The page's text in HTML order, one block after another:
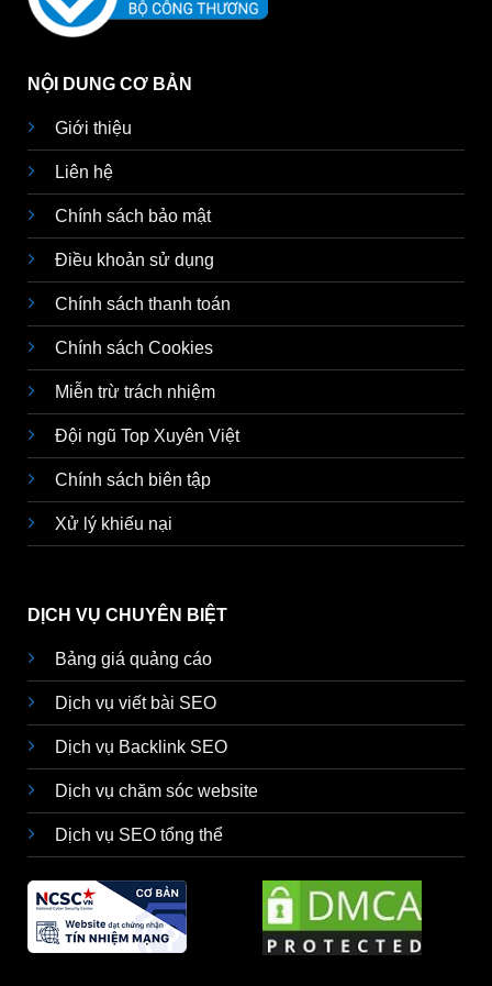
NỘI DUNG CƠ BẢN
Giới thiệu
Liên hệ
Chính sách bảo mật
Điều khoản sử dụng
Chính sách thanh toán
Chính sách Cookies
Miễn trừ trách nhiệm
Đội ngũ Top Xuyên Việt
Chính sách biên tập
Xử lý khiếu nại
DỊCH VỤ CHUYÊN BIỆT
Bảng giá quảng cáo
Dịch vụ viết bài SEO
Dịch vụ Backlink SEO
Dịch vụ chăm sóc website
Dịch vụ SEO tổng thể